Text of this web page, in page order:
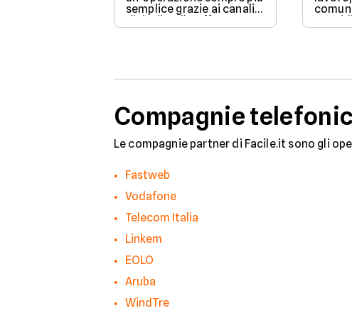
semplice grazie ai canali
digitali e alle offerte
integrate con internet
Compagnie
Le compagnie partner di Facile.it sono gli
Fastweb
Vodafone
Telecom Italia
Linkem
EOLO
Aruba
WindTre